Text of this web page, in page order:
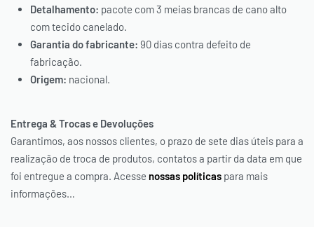
Detalhamento: pacote com 3 meias brancas de cano alto
com tecido canelado.
Garantia do fabricante: 90 dias contra defeito de
fabricação.
Origem: nacional.
Entrega & Trocas e Devoluções
Garantimos, aos nossos clientes, o prazo de sete dias úteis para a
realização de troca de produtos, contatos a partir da data em que
foi entregue a compra. Acesse nossas políticas para mais
informações…